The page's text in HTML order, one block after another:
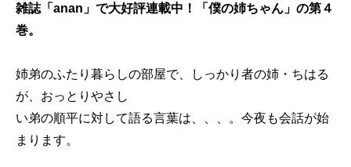
雑誌「anan」で大好評連載中！「僕の姉ちゃん」の第４
巻。
姉弟のふたり暮らしの部屋で、しっかり者の姉・ちはる
が、おっとりやさし
い弟の順平に対して語る言葉は、、、。今夜も会話が始
まります。